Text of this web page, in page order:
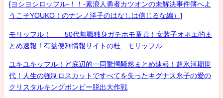
[ヨシヨシロッフル-！！-素浪人勇者カツオンの未解決事件簿へよ
うこそYOUKO！のナンノ洋子のはなしは信じるな編）]
モリッフル！ 50代無職独身ガチホモ童貞！女装子オネエ的ま
とめ速報！有益便利情報サイトの杜 モリッフル
ユキユキッフル！ど底辺的一同驚愕騒然まとめ速報！超氷河期世
代！人生の強制ロスカットですべてを失ったキグナス氷子の愛の
クリスタルキングボンビー脱出大作戦